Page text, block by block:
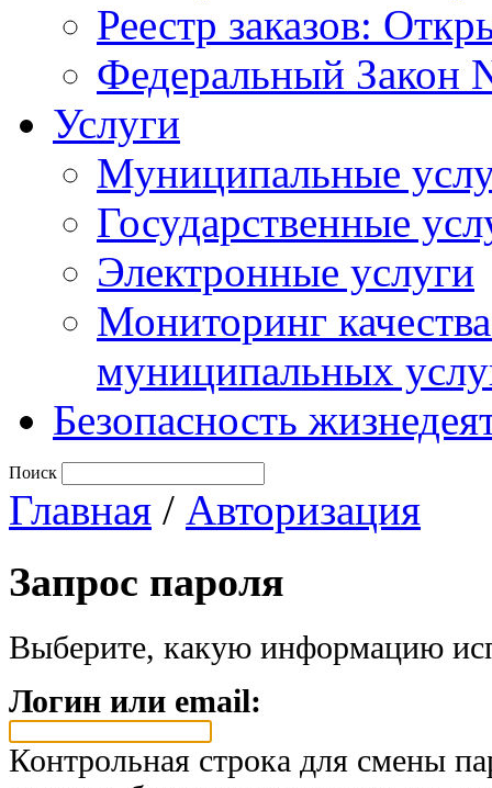
Реестр заказов:
Федеральный Закон
Услуги
Муниципальные
Государственные
Электронные услуги
Мониторинг
муниципальных
Безопасность
Поиск
Главная / Авторизация
Запрос пароля
Выберите, какую информацию
Логин или email:
Контрольная строка для смены